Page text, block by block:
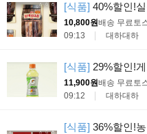
[식품] 40%할인!
10,800원배송 무료토
09:13
대하대하
[식품] 29%할인!
11,900원배송 무료토
09:12
대하대하
[식품] 36%할인!